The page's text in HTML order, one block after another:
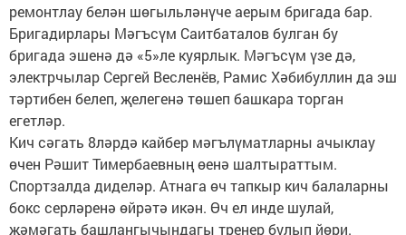
ремонтлау белән шөгыльләнүче аерым бригада бар.
Бригадирлары Мәгъсүм Саитбаталов булган бу
бригада эшенә дә «5»ле куярлык. Мәгъсүм үзе дә,
электрчылар Сергей Весленёв, Рамис Хәбибуллин да эш
тәртибен белеп, җелегенә төшеп башкара торган
егетләр.
Кич сәгать 8ләрдә кайбер мәгълүматларны ачыклау
өчен Рәшит Тимербаевның өенә шалтыраттым.
Спортзалда диделәр. Атнага өч тапкыр кич балаларны
бокс серләренә өйрәтә икән. Өч ел инде шулай,
җәмәгать башлангычындагы тренер булып йөри.